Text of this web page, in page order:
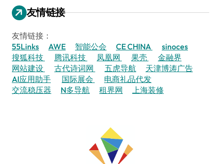
友情链接
友情链接：
55Links
AWE 智能公会 CE CHINA
sinoces
搜狐科技
腾讯科技 凤凰网 果壳
金融界
网站建设
古代诗词网 五虎导航
天津博涛广告
AI应用助手
国际展会
电商礼品代发
交流稳压器
N多导航 租界网 上海装修